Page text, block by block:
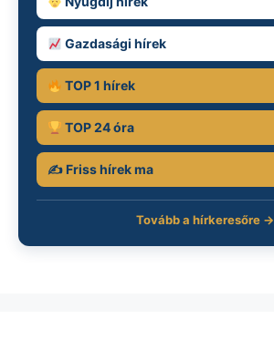
Gazdasági hírek
TOP 1 hírek
TOP 24 óra
✍️ Friss hírek ma
Tovább a hírkeresőre →